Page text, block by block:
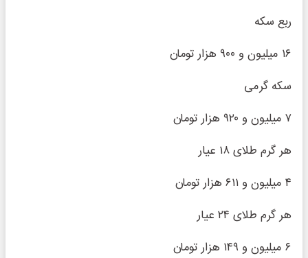
ربع سکه
۱۶ میلیون و ۹۰۰ هزار تومان
سکه گرمی
۷ میلیون و ۹۲۰ هزار تومان
هر گرم طلای ۱۸ عیار
۴ میلیون و ۶۱۱ هزار تومان
هر گرم طلای ٢۴ عیار
۶ میلیون و ۱۴۹ هزار تومان